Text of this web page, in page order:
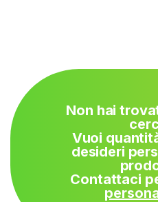
Non hai
Vuoi
desideri
Contattaci